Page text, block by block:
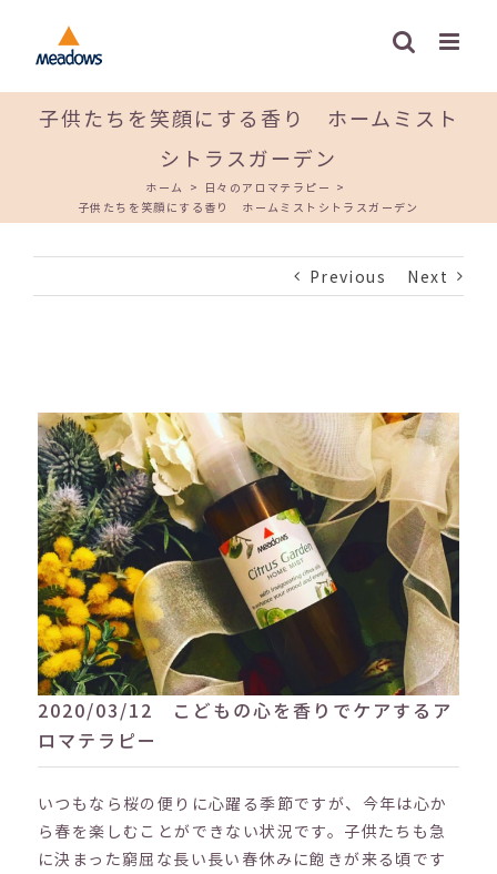
content
子供たちを笑顔にする香り ホームミスト
シトラスガーデン
ホーム > 日々のアロマテラピー >
子供たちを笑顔にする香り ホームミストシトラスガーデン
Previous Next
2020/03/12 こどもの心を香りでケアするア
ロマテラピー
いつもなら桜の便りに心躍る季節ですが、今年は心か
ら春を楽しむことができない状況です。子供たちも急
に決まった窮屈な長い長い春休みに飽きが来る頃です